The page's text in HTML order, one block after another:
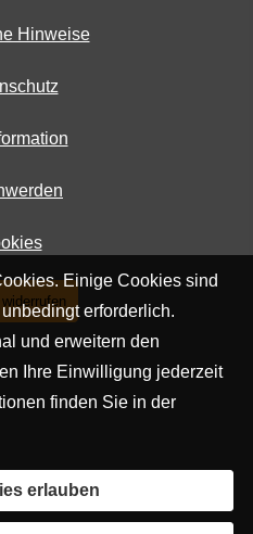
Hinweise
Einige Cookies sind
erforderlich.
und erweitern den
Ihre Einwilligung jederzeit
finden Sie in der
erlauben